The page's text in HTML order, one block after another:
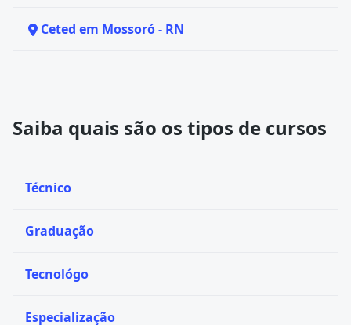
Ceted em Mossoró - RN
Saiba quais são os tipos de cursos
Técnico
Graduação
Tecnológo
Especialização